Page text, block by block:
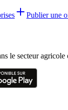
Publier une
le secteur agricole